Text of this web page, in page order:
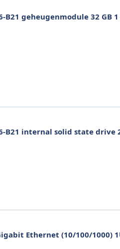
geheugenmodule 32 GB 1
internal solid state drive
Ethernet (10/100/1000)